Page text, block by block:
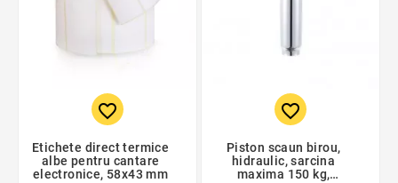
favorite_border
Etichete direct termice
albe pentru cantare
electronice, 58x43 mm
favorite_border
Piston scaun birou,
hidraulic, sarcina
maxima 150 kg,